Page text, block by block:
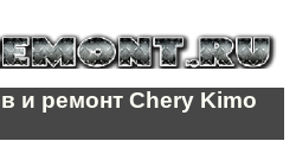
и ремонт Chery Kimo